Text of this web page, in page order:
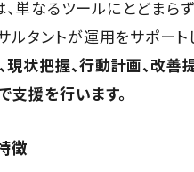
単なるツールにとどまらず
ルタントが運用をサポート
現状把握、行動計画、改善
支援を行います。
徴